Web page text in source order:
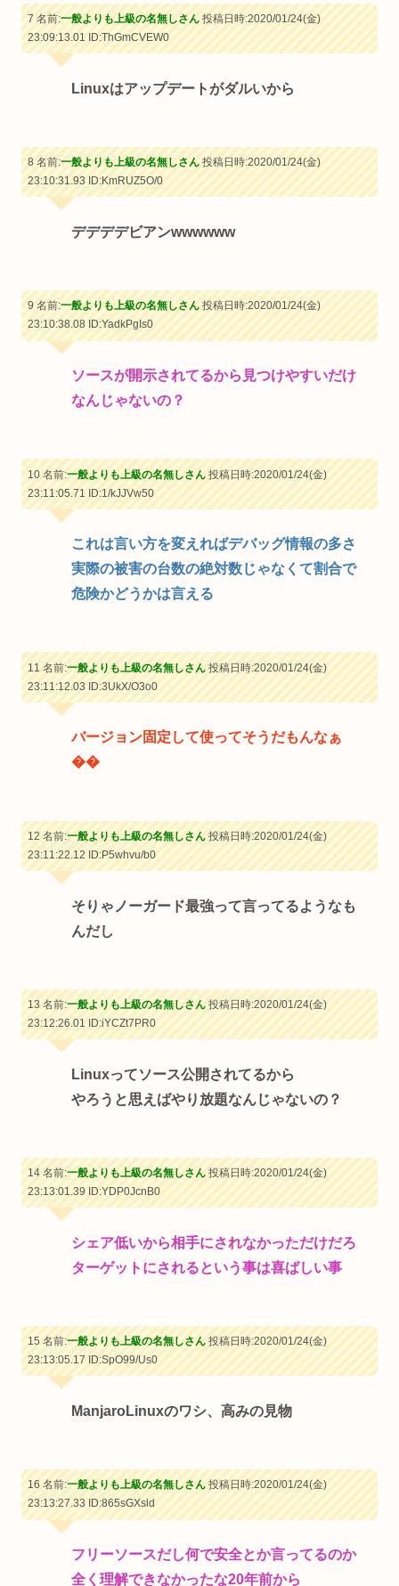
7 名前:一般よりも上級の名無しさん投稿日時:2020/01/24(金)
23:09:13.01ID:ThGmCVEW0
Linuxはアップデートがダルいから
8 名前:一般よりも上級の名無しさん投稿日時:2020/01/24(金)
23:10:31.93ID:KmRUZ5O/0
デデデデビアンwwwwww
9 名前:一般よりも上級の名無しさん投稿日時:2020/01/24(金)
23:10:38.08ID:YadkPgIs0
ソースが開示されてるから見つけやすいだけ
なんじゃないの？
10 名前:一般よりも上級の名無しさん投稿日時:2020/01/24(金)
23:11:05.71ID:1/kJJVw50
これは言い方を変えればデバッグ情報の多さ
実際の被害の台数の絶対数じゃなくて割合で
危険かどうかは言える
11 名前:一般よりも上級の名無しさん投稿日時:2020/01/24(金)
23:11:12.03ID:3UkX/O3o0
バージョン固定して使ってそうだもんなぁ
��
12 名前:一般よりも上級の名無しさん投稿日時:2020/01/24(金)
23:11:22.12ID:P5whvu/b0
そりゃノーガード最強って言ってるようなも
んだし
13 名前:一般よりも上級の名無しさん投稿日時:2020/01/24(金)
23:12:26.01ID:iYCZt7PR0
Linuxってソース公開されてるから
やろうと思えばやり放題なんじゃないの？
14 名前:一般よりも上級の名無しさん投稿日時:2020/01/24(金)
23:13:01.39ID:YDP0JcnB0
シェア低いから相手にされなかっただけだろ
ターゲットにされるという事は喜ばしい事
15 名前:一般よりも上級の名無しさん投稿日時:2020/01/24(金)
23:13:05.17ID:SpO99/Us0
ManjaroLinuxのワシ、高みの見物
16 名前:一般よりも上級の名無しさん投稿日時:2020/01/24(金)
23:13:27.33ID:865sGXsld
フリーソースだし何で安全とか言ってるのか
全く理解できなかったな20年前から